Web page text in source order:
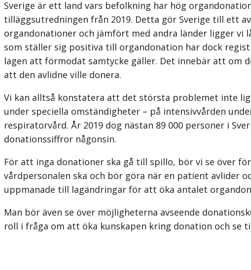
Sverige är ett land vars befolkning har hög
tilläggsutredningen från 2019. Detta gör Sverige till ett
organdonationer och jämfört med andra länder ligger vi
som ställer sig positiva till organdonation har dock
lagen att för­modat samtycke gäller. Det innebär att om
att den avlidne ville donera.
Vi kan alltså konstatera att det största problemet inte
under speciella omständigheter – på intensivvården
respiratorvård. År 2019 dog nästan 89 000 personer i
donationssiffror någonsin.
För att inga donationer ska gå till spillo, bör vi se över
vårdpersonalen ska och bör göra när en patient avlider
uppmanade till lagändringar för att öka antalet
Man bör även se över möjligheterna avseende
roll i fråga om att öka kunskapen kring donation och se